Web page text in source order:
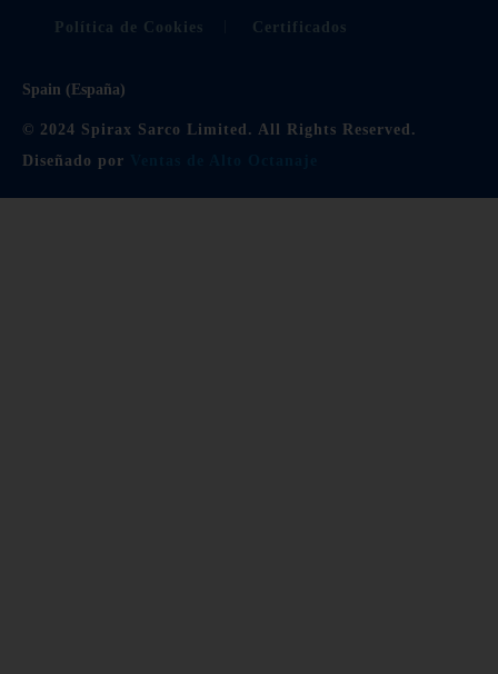
Política de Cookies Certificados
Spain (España)
© 2024 Spirax Sarco Limited. All Rights Reserved.
Diseñado por